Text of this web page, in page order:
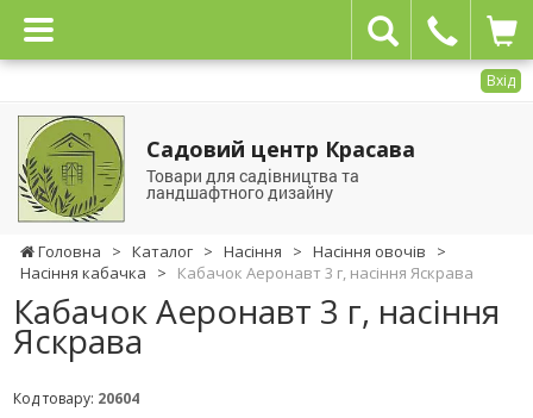
Вхід
Садовий центр Красава
Товари для садівництва та
ландшафтного дизайну
Головна > Каталог > Насіння > Насіння овочів
>
Насіння кабачка
> Кабачок Аеронавт 3 г, насіння Яскрава
Кабачок Аеронавт 3 г, насіння
Яскрава
Код товару: 20604